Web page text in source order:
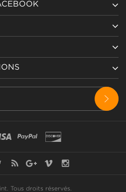
Tous droits réservés.